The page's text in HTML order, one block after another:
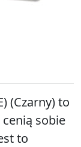
(Czarny) to
sobie
to